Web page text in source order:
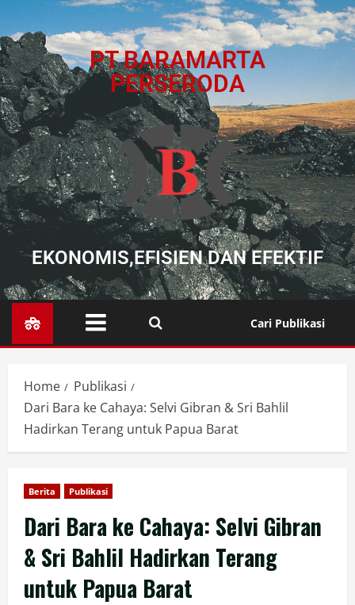
PT BARAMARTA
PERSERODA
EKONOMIS,EFISIEN DAN EFEKTIF
Cari Publikasi
Home
Publikasi
Dari Bara ke Cahaya: Selvi Gibran & Sri Bahlil
Hadirkan Terang untuk Papua Barat
Berita Publikasi
Dari Bara ke Cahaya: Selvi Gibran
& Sri Bahlil Hadirkan Terang
untuk Papua Barat